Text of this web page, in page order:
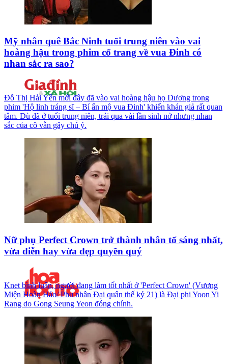
Mỹ nhân quê Bắc Ninh tuổi trung niên vào vai
hoàng hậu trong phim cổ trang về vua Đinh có
nhan sắc ra sao?
Đỗ Thị Hải Yến mới đây đã vào vai hoàng hậu họ Dương trong
phim 'Hộ linh tráng sĩ – Bí ẩn mộ vua Đinh' khiến khán giả rất quan
tâm. Dù đã ở tuổi trung niên, trải qua vài lần sinh nở nhưng nhan
sắc của cô vẫn gây chú ý.
Nữ phụ Perfect Crown trở thành nhân tố sáng nhất,
vừa diễn hay vừa đẹp quyền quý
Knet bình luận, người đang làm tốt nhất ở 'Perfect Crown' (Vương
Miện Hoàn Hảo/ Phu nhân Đại quân thế kỷ 21) là Đại phi Yoon Yi
Rang do Gong Seung Yeon đóng chính.